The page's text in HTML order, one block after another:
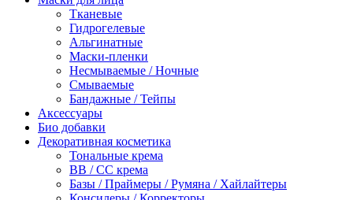
Тканевые
Гидрогелевые
Альгинатные
Маски-пленки
Несмываемые / Ночные
Смываемые
Бандажные / Тейпы
Аксессуары
Био добавки
Декоративная косметика
Тональные крема
BB / СС крема
Базы / Праймеры / Румяна / Хайлайтеры